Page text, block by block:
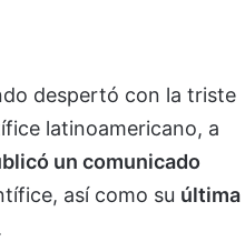
despertó con la triste
latinoamericano, a
un comunicado
así como su última